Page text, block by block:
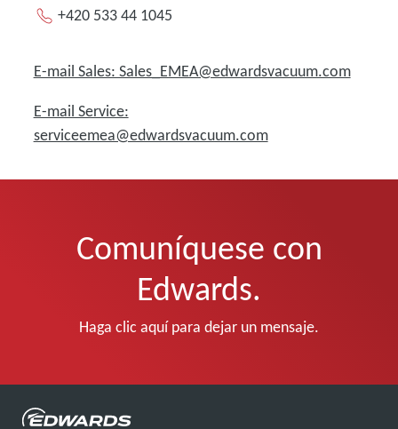
+420 533 44 1045
E-mail Sales: Sales_EMEA@edwardsvacuum.com
E-mail Service:
serviceemea@edwardsvacuum.com
Comuníquese con
Edwards.
Haga clic aquí para dejar un mensaje.